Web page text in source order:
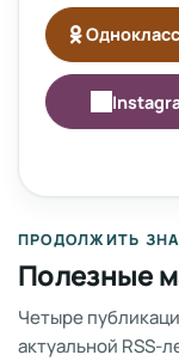
ПРОДОЛЖИТЬ
Полезные
Четыре
актуальной RSS-